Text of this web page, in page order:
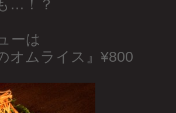
…！？
ーは
オムライス』¥800